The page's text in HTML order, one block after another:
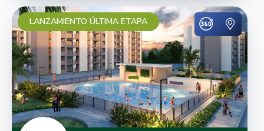
LANZAMIENTO ÚLTIMA ETAPA